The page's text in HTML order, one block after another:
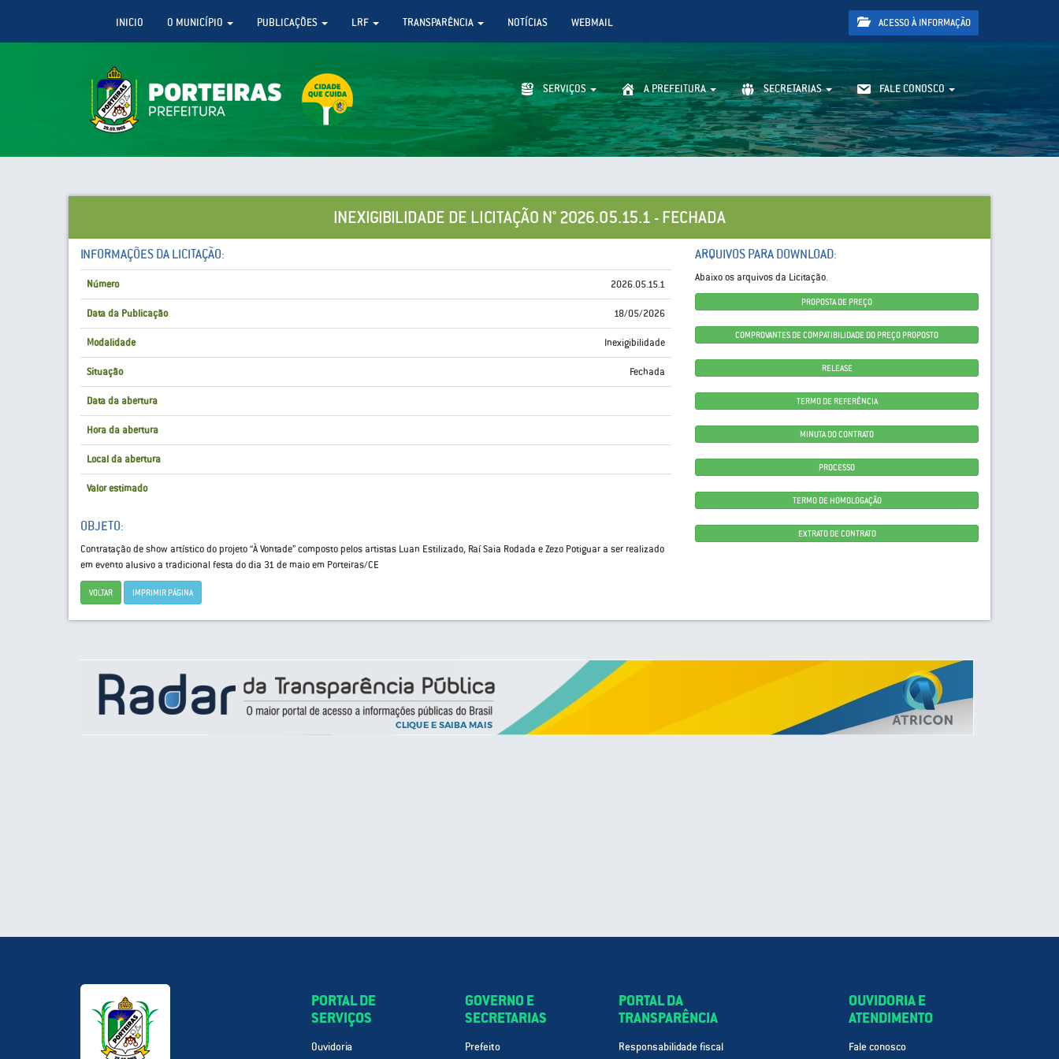
INICIO O MUNICÍPIO PUBLICAÇÕES LRF TRANSPARÊNCIA NOTÍCIAS WEBMAIL ACESSO À INFORMAÇÃO
SERVIÇOS A PREFEITURA SECRETARIAS FALE CONOSCO
INEXIGIBILIDADE DE LICITAÇÃO N° 2026.05.15.1 - FECHADA
INFORMAÇÕES DA LICITAÇÃO:
Número 2026.05.15.1
Data da Publicação 18/05/2026
Modalidade Inexigibilidade
Situação Fechada
Data da abertura
Hora da abertura
Local da abertura
Valor estimado
OBJETO:
Contratação de show artístico do projeto “À Vontade” composto pelos artistas Luan Estilizado, Raí Saia Rodada e Zezo Potiguar a ser realizado
em evento alusivo a tradicional festa do dia 31 de maio em Porteiras/CE
VOLTAR IMPRIMIR PÁGINA
ARQUIVOS PARA DOWNLOAD:
Abaixo os arquivos da Licitação.
PROPOSTA DE PREÇO
COMPROVANTES DE COMPATIBILIDADE DO PREÇO PROPOSTO
RELEASE
TERMO DE REFERÊNCIA
MINUTA DO CONTRATO
PROCESSO
TERMO DE HOMOLOGAÇÃO
EXTRATO DE CONTRATO
PORTAL DE
SERVIÇOS
Ouvidoria
GOVERNO E
SECRETARIAS
Prefeito
PORTAL DA
TRANSPARÊNCIA
Responsabilidade fiscal
OUVIDORIA E
ATENDIMENTO
Fale conosco